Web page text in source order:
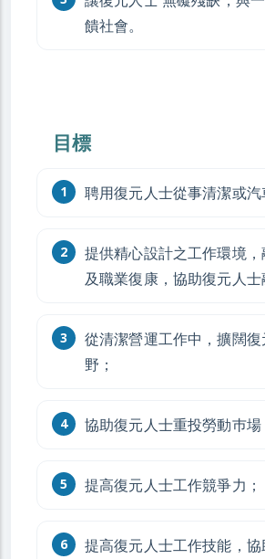
饋社會。
目標
聘用復元人士從事清潔或汽
提供精心設計之工作環境
及職業復康，協助復元人士
從清潔營運工作中，擴闊
野；
協助復元人士重投勞動巿場
提高復元人士工作競爭力；
提高復元人士工作技能，